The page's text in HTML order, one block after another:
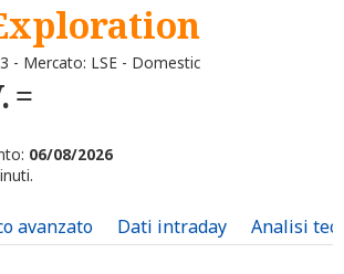
- Mercato: LSE - Domestic
06/08/2026
avanzato Dati intraday Analisi